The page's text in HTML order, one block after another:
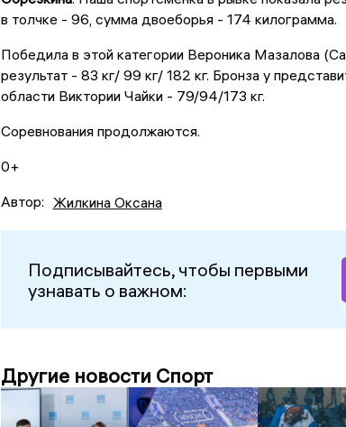
в толчке - 96, сумма двоеборья - 174 килограмма.
Победила в этой категории Вероника Мазалова
результат - 83 кг/ 99 кг/ 182 кг. Бронза у
области Виктории Чайки - 79/94/173 кг.
Соревнования продолжаются.
0+
Автор: Жилкина Оксана
Подписывайтесь, чтобы первыми
узнавать о важном:
Другие новости Спорт